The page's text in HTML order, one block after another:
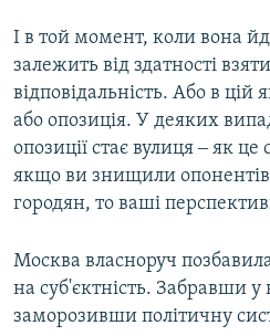
І в той момент, коли вона
залежить від здатності
відповідальність. Або в цій
або опозиція. У деяких
опозиції стає вулиця ‒ як це
якщо ви знищили
городян, то ваші
Москва власноруч
на суб'єктність. Забравши
заморозивши політичну